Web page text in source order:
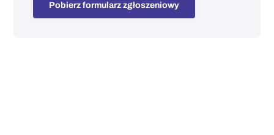
Pobierz formularz zgłoszeniowy